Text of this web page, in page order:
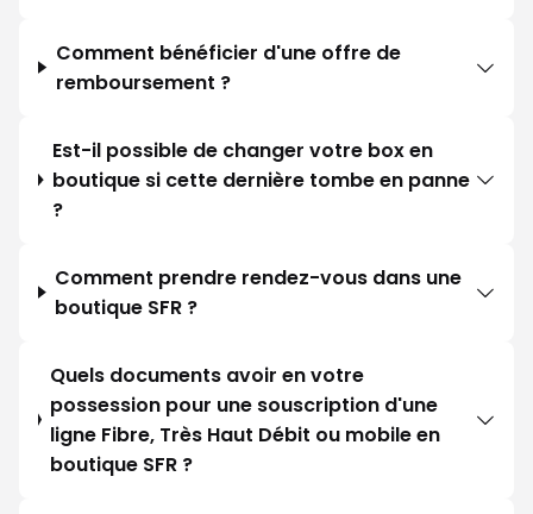
Comment bénéficier d'une offre de
remboursement ?
Est-il possible de changer votre box en
boutique si cette dernière tombe en panne
?
Comment prendre rendez-vous dans une
boutique SFR ?
Quels documents avoir en votre
possession pour une souscription d'une
ligne Fibre, Très Haut Débit ou mobile en
boutique SFR ?